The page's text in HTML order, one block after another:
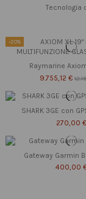
Tecnologia
-20%
Raymarine
9.755,12 €
SHARK 3GE con
270,00 €
Gateway Garmin
400,00